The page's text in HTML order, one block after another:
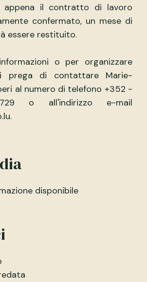
appena il contratto di lavoro
confermato, un mese di
essere restituito.
o per organizzare
prega di contattare Marie-
al numero di telefono +352 -
o all'indirizzo e-mail
disponibile